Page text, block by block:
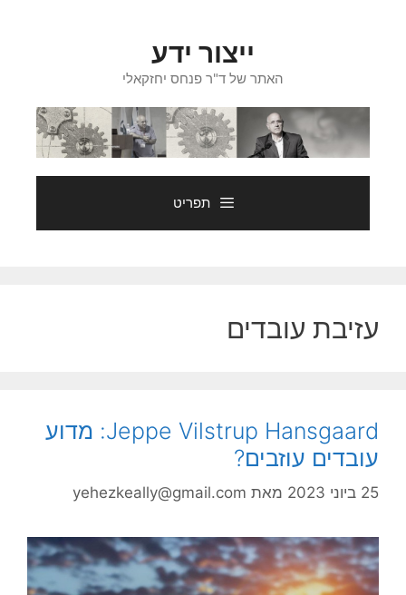
ייצור ידע
האתר של ד"ר פנחס יחזקאלי
תפריט
עזיבת עובדים
Jeppe Vilstrup Hansgaard: מדוע
עובדים עוזבים?
25 ביוני 2023 מאת yehezkeally@gmail.com